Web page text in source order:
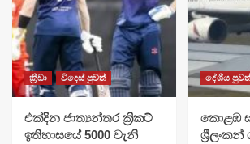
ක්‍රීඩා විදෙස් පුවත්
එක්දින ජාත්‍යන්තර ක්‍රිකට්
ඉතිහාසයේ 5000 වැනි
දේශීය
​කොළඹ